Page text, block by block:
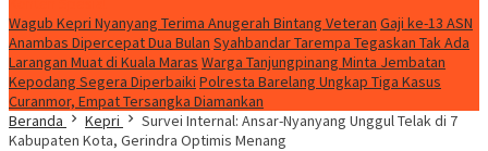
Wagub Kepri Nyanyang Terima Anugerah Bintang Veteran Gaji ke-13 ASN
Anambas Dipercepat Dua Bulan Syahbandar Tarempa Tegaskan Tak Ada
Larangan Muat di Kuala Maras Warga Tanjungpinang Minta Jembatan
Kepodang Segera Diperbaiki Polresta Barelang Ungkap Tiga Kasus
Curanmor, Empat Tersangka Diamankan
Beranda
Kepri
Survei Internal: Ansar-Nyanyang Unggul Telak di 7
Kabupaten Kota, Gerindra Optimis Menang